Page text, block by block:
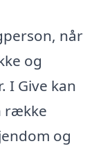
når
og
I Give kan
række
og